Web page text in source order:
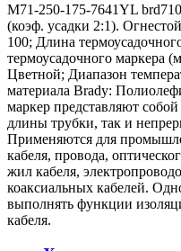
M71-250-175-7641YL
(коэф. усадки 2:1).
100; Длина
термоусадочного маркера
Цветной; Диапазон
материала Brady:
маркер представляют
длины трубки, так и
Применяются для
кабеля, провода,
жил кабеля,
коаксиальных кабелей.
выполнять функции
кабеля.